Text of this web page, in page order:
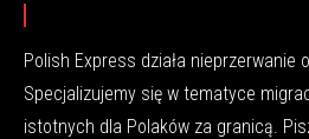
Polish Express działa nieprzerwanie
Specjalizujemy się w tematyce
istotnych dla Polaków za granicą.